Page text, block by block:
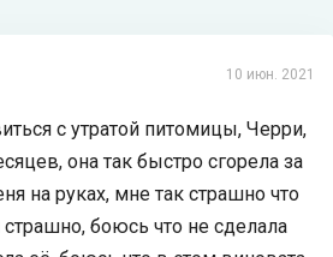
10 июн. 2021
с утратой питомицы, Черри,
она так быстро сгорела за
на руках, мне так страшно что
боюсь что не сделала